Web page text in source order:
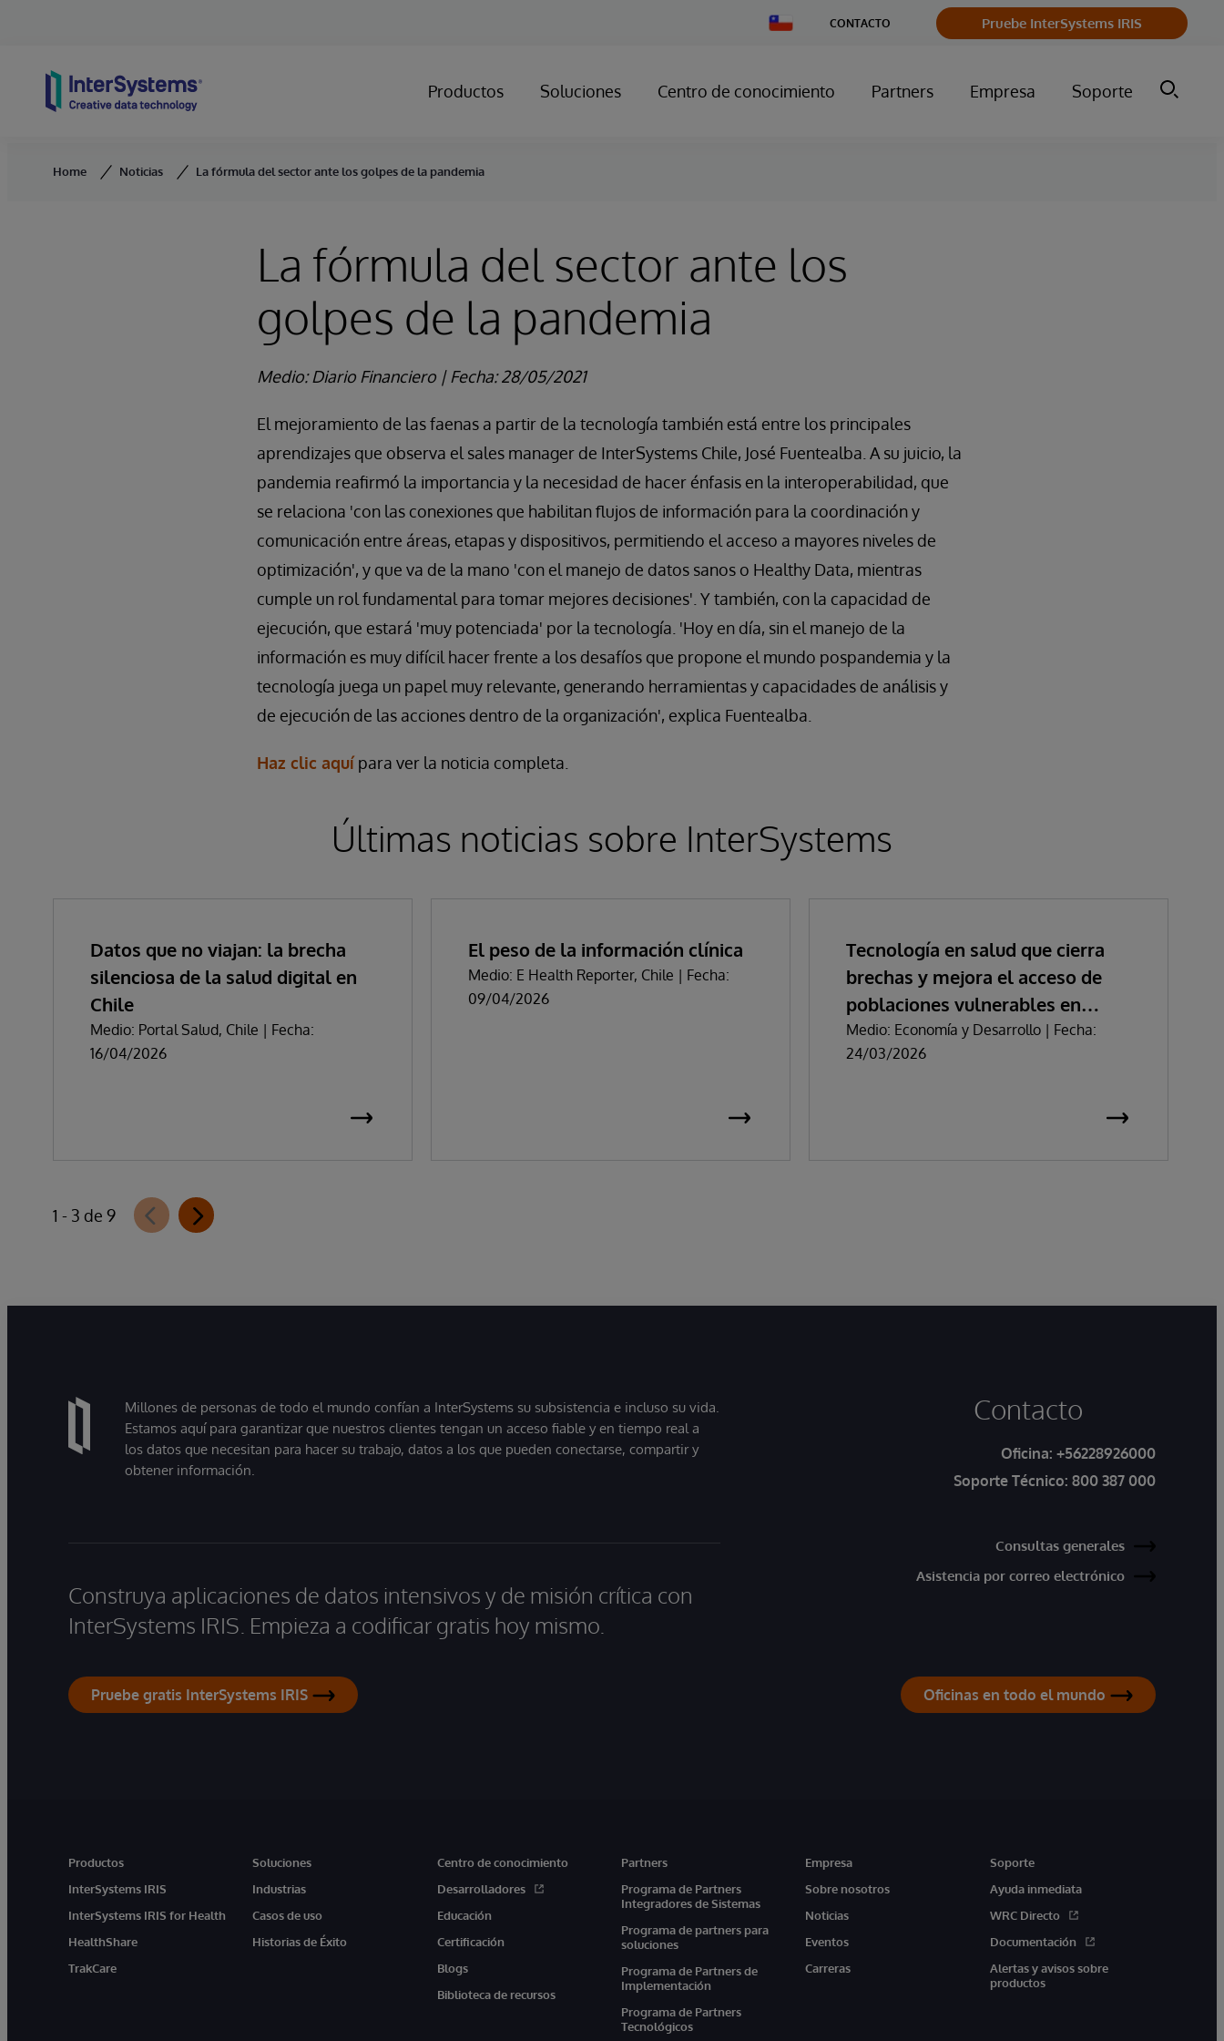
Change
Country
CONTACTO Pruebe InterSystems IRIS
Productos Soluciones Centro de conocimiento Partners Empresa Soporte
Home Noticias La fórmula del sector ante los golpes de la pandemia
La fórmula del sector ante los
golpes de la pandemia
Medio: Diario Financiero | Fecha: 28/05/2021
El mejoramiento de las faenas a partir de la tecnología también está entre los principales
aprendizajes que observa el sales manager de InterSystems Chile, José Fuentealba. A su juicio, la
pandemia reafirmó la importancia y la necesidad de hacer énfasis en la interoperabilidad, que
se relaciona 'con las conexiones que habilitan flujos de información para la coordinación y
comunicación entre áreas, etapas y dispositivos, permitiendo el acceso a mayores niveles de
optimización', y que va de la mano 'con el manejo de datos sanos o Healthy Data, mientras
cumple un rol fundamental para tomar mejores decisiones'. Y también, con la capacidad de
ejecución, que estará 'muy potenciada' por la tecnología. 'Hoy en día, sin el manejo de la
información es muy difícil hacer frente a los desafíos que propone el mundo pospandemia y la
tecnología juega un papel muy relevante, generando herramientas y capacidades de análisis y
de ejecución de las acciones dentro de la organización', explica Fuentealba.
Haz clic aquípara ver la noticia completa.
Últimas noticias sobre InterSystems
Datos que no viajan: la brecha
silenciosa de la salud digital en
Chile
Medio: Portal Salud, Chile | Fecha:
16/04/2026
El peso de la información clínica
Medio: E Health Reporter, Chile | Fecha:
09/04/2026
Tecnología en salud que cierra
brechas y mejora el acceso de
poblaciones vulnerables en
Colombia
Medio: Economía y Desarrollo | Fecha:
24/03/2026
1 - 3 de 9
Millones de personas de todo el mundo confían a InterSystems su subsistencia e incluso su vida.
Estamos aquí para garantizar que nuestros clientes tengan un acceso fiable y en tiempo real a
los datos que necesitan para hacer su trabajo, datos a los que pueden conectarse, compartir y
obtener información.
Construya aplicaciones de datos intensivos y de misión crítica con
InterSystems IRIS. Empieza a codificar gratis hoy mismo.
Pruebe gratis InterSystems IRIS
Contacto
Oficina: +56228926000
Soporte Técnico: 800 387 000
Consultas generales
Asistencia por correo electrónico
Oficinas en todo el mundo
Productos
InterSystems IRIS
InterSystems IRIS for Health
HealthShare
TrakCare
Soluciones
Industrias
Casos de uso
Historias de Éxito
Centro de conocimiento
Desarrolladores
Educación
Certificación
Blogs
Biblioteca de recursos
Partners
Programa de Partners
Integradores de Sistemas
Programa de partners para
soluciones
Programa de Partners de
Implementación
Programa de Partners
Tecnológicos
Empresa
Sobre nosotros
Noticias
Eventos
Carreras
Soporte
Ayuda inmediata
WRC Directo
Documentación
Alertas y avisos sobre
productos